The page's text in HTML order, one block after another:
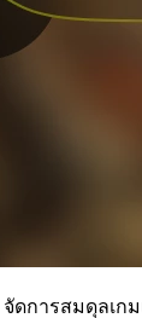
จัดการสมดุลเก